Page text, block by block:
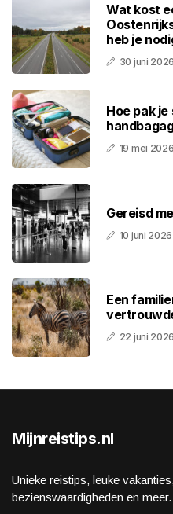
Wat kost
heb je
30 juni 2026
Hoe pak je
19 mei 2026
Gereisd
10 juni 2026
Een
22 juni 2026
Mijnreistips.nl
Unieke reistips, leuke
bezienswaardigheden en